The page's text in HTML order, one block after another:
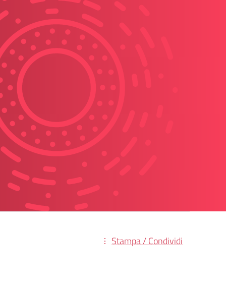
Stampa / Condividi